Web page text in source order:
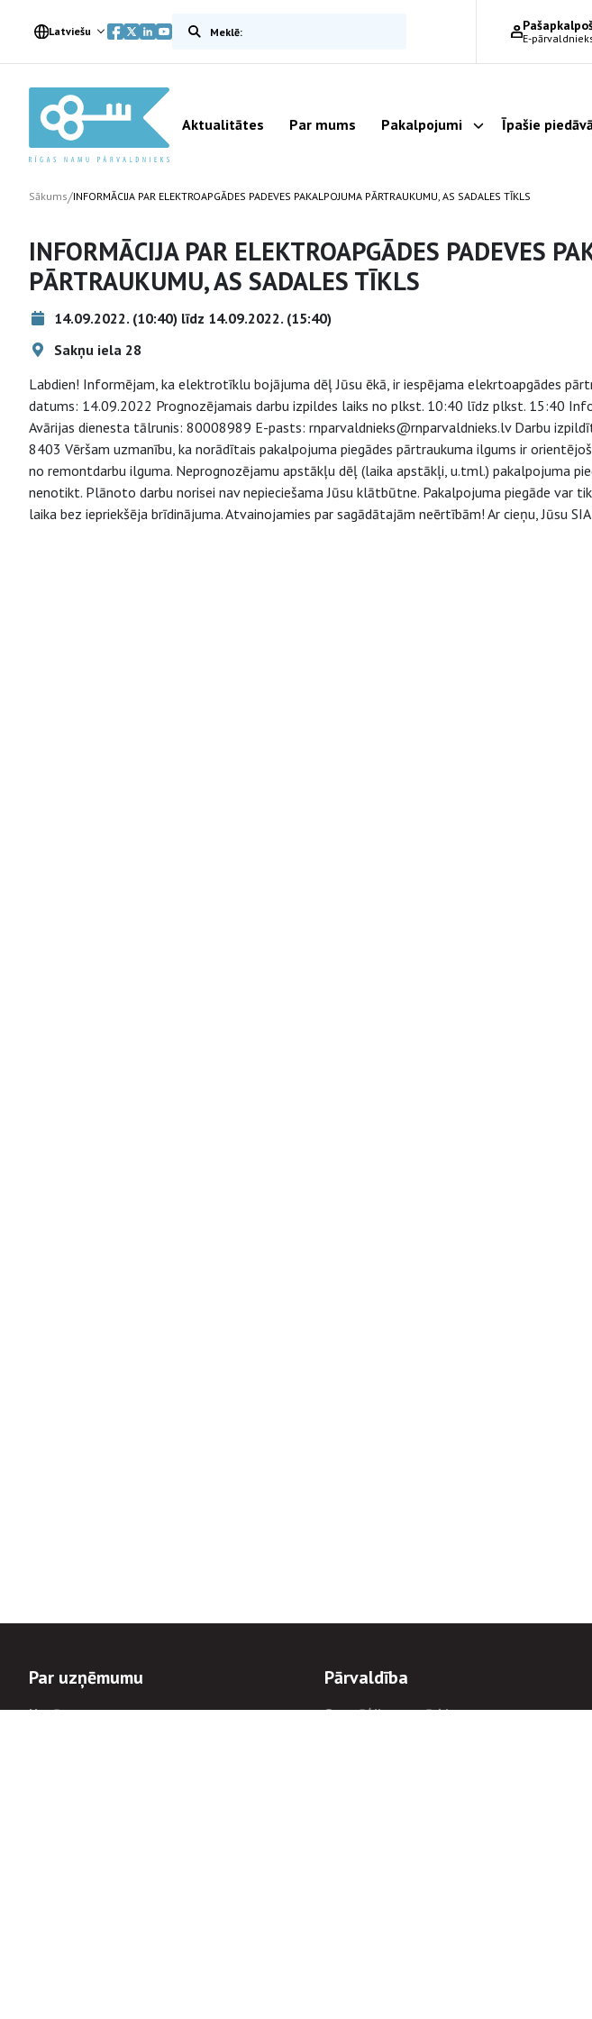
Latviešu Meklēt vietnē
E-
Aktualitātes Par mums Pakalpojumi ParādītĪpašie
Sākums/INFORMĀCIJA PAR ELEKTROAPGĀDES PADEVES PAKALPOJUMA PĀRTRAUKUMU, AS SADALES TĪKLS
INFORMĀCIJA PAR ELEKTROAPGĀDES PADEVES
PĀRTRAUKUMU, AS SADALES TĪKLS
14.09.2022. (10:40) līdz 14.09.2022. (15:40)
Sakņu iela 28
Labdien! Informējam, ka elektrotīklu bojājuma dēļ Jūsu ēkā, ir iespējama elekrtoapgādes
datums: 14.09.2022 Prognozējamais darbu izpildes laiks no plkst. 10:40 līdz plkst. 15:40
Avārijas dienesta tālrunis: 80008989 E-pasts: rnparvaldnieks@rnparvaldnieks.lv Darbu
8403 Vēršam uzmanību, ka norādītais pakalpojuma piegādes pārtraukuma ilgums ir
no remontdarbu ilguma. Neprognozējamu apstākļu dēļ (laika apstākļi, u.tml.) pakalpojuma
nenotikt. Plānoto darbu norisei nav nepieciešama Jūsu klātbūtne. Pakalpojuma piegāde var
laika bez iepriekšēja brīdinājuma. Atvainojamies par sagādātajām neērtībām! Ar cieņu, Jūsu
Par uzņēmumu
Uzņēmums
Pārvaldība
Stratēģija un mērķi